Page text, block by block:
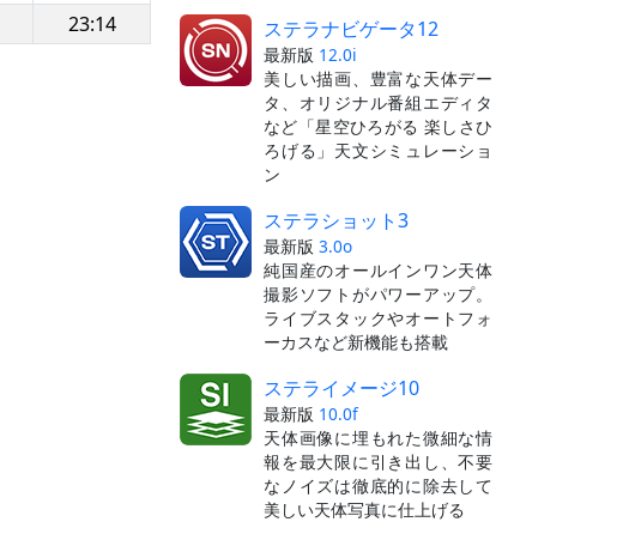
23:14 ステラナビゲータ12
最新版 12.0i
美しい描画、豊富な天体デー
タ、オリジナル番組エディタ
など「星空ひろがる 楽しさひ
ろげる」天文シミュレーショ
ン
ステラショット3
最新版 3.0o
純国産のオールインワン天体
撮影ソフトがパワーアップ。
ライブスタックやオートフォ
ーカスなど新機能も搭載
ステライメージ10
最新版 10.0f
天体画像に埋もれた微細な情
報を最大限に引き出し、不要
なノイズは徹底的に除去して
美しい天体写真に仕上げる